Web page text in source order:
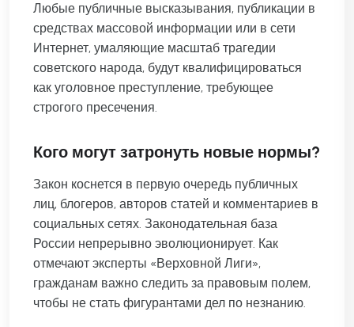
Любые публичные высказывания, публикации в
средствах массовой информации или в сети
Интернет, умаляющие масштаб трагедии
советского народа, будут квалифицироваться
как уголовное преступление, требующее
строгого пресечения.
Кого могут затронуть новые нормы?
Закон коснется в первую очередь публичных
лиц, блогеров, авторов статей и комментариев в
социальных сетях. Законодательная база
России непрерывно эволюционирует. Как
отмечают эксперты «Верховной Лиги»,
гражданам важно следить за правовым полем,
чтобы не стать фигурантами дел по незнанию.